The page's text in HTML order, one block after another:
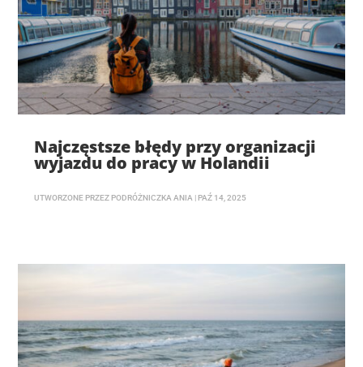
Najczęstsze błędy przy organizacji
wyjazdu do pracy w Holandii
UTWORZONE PRZEZ PODRÓŻNICZKA ANIA | PAŹ 14, 2025